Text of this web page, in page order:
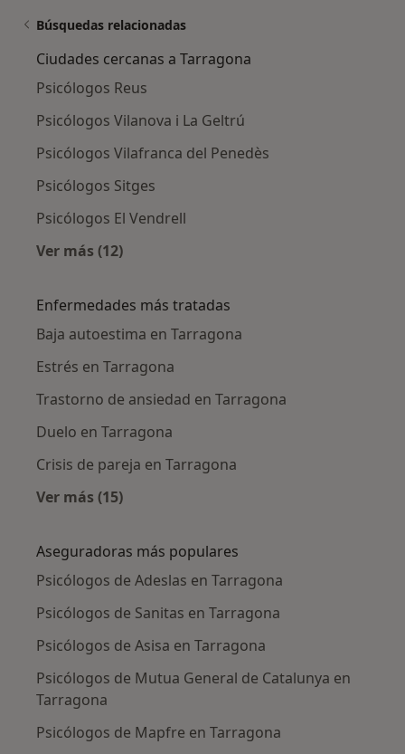
Búsquedas relacionadas
Ciudades cercanas a Tarragona
Psicólogos Reus
Psicólogos Vilanova i La Geltrú
Psicólogos Vilafranca del Penedès
Psicólogos Sitges
Psicólogos El Vendrell
Ver más (12)
Enfermedades más tratadas
Baja autoestima en Tarragona
Estrés en Tarragona
Trastorno de ansiedad en Tarragona
Duelo en Tarragona
Crisis de pareja en Tarragona
Ver más (15)
Aseguradoras más populares
Psicólogos de Adeslas en Tarragona
Psicólogos de Sanitas en Tarragona
Psicólogos de Asisa en Tarragona
Psicólogos de Mutua General de Catalunya en
Tarragona
Psicólogos de Mapfre en Tarragona